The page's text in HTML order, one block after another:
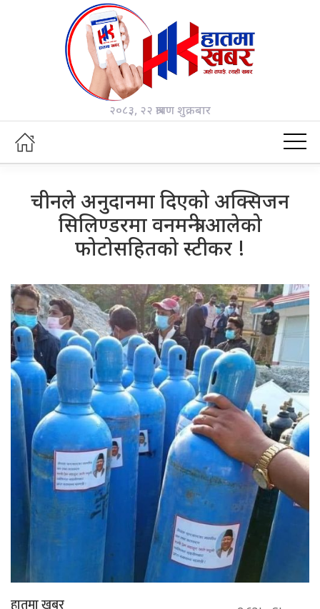
२०८३, २२ श्रावण शुक्रबार
चीनले अनुदानमा दिएको अक्सिजन
सिलिण्डरमा वनमन्त्री आलेको
फोटोसहितको स्टीकर !